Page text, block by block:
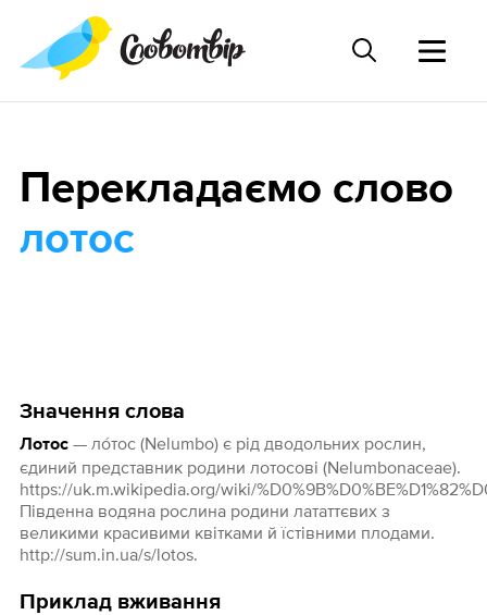
Значення слова
Лотос— ло́тос (Nelumbo) є рід дводольних рослин,
єдиний представник родини лотосові (Nelumbonaceae).
https://uk.m.wikipedia.org/wiki/
Південна водяна рослина родини лататтєвих з
великими красивими квітками й їстівними плодами.
http://sum.in.ua/s/lotos.
Приклад вживання
Перекладаємо слово
лотос